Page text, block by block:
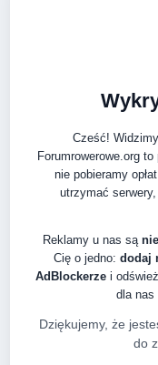
Cześć!
Forumrowerowe.org
nie pobieramy
utrzymać
Reklamy u nas są
Cię o jedno: dodaj
AdBlockerze i
dla nas
Dziękujemy, że
do